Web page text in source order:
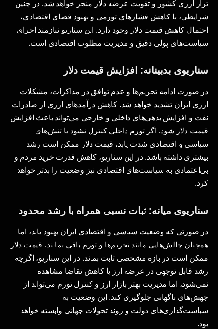
تراز ارزی کشور و تقویت عرضه دلار منجر خواهد شد. در چنین
شرایطی، با کاهش فشارهای تورمی و بهبود فضای اقتصادی،
احتمال کاهش قیمت دلار وجود دارد. این سناریو نیازمند اجرای
سیاست‌های پولی دقیق و مدیریت مطلوب اقتصادی است.
سناریوی بدبینانه: افزایش قیمت دلار
در صورت ادامه تحریم‌ها و عدم توافق در مذاکرات، مشکلات
ارزی ایران تشدید خواهد شد. کاهش درآمدهای ارزی از صادرات
نفت و افزایش بدهی‌های داخلی و خارجی می‌تواند باعث افزایش
قیمت دلار شود. اگر تورم داخلی کنترل نشود یا تنش‌های
سیاسی و اقتصادی شدت یابد، قیمت دلار ممکن است رشد
بیشتری داشته باشد. در این سناریو، کاهش قدرت خرید مردم و
بی‌اعتمادی به سیاست‌های اقتصادی نیز وضعیت را بدتر خواهد
کرد.
سناریوی میانه: ثبات نسبی همراه با رشد محدود
در صورتی که وضعیت سیاسی و اقتصادی ایران بهبود یابد، اما
همچنان چالش‌هایی مانند تحریم‌ها و تورم باقی بمانند، قیمت دلار
ممکن است در بازه مشخصی ثابت بماند. در این سناریو، اگرچه
رشد قابل توجهی در عرضه ارز یا کاهش تقاضا مشاهده
نمی‌شود، اما مدیریت بهتر بازار ارز و کنترل تورم می‌تواند از
جهش‌های ناگهانی جلوگیری کند. این وضعیت به
سیاست‌گذاری‌های دولت و روند تحولات جهانی وابسته خواهد
بود.